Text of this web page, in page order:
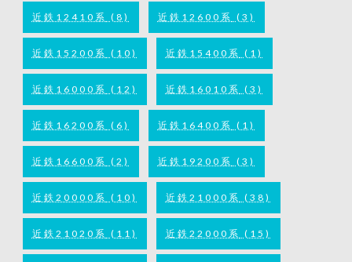
近鉄12410系 (8) 近鉄12600系 (3)
近鉄15200系 (10) 近鉄15400系 (1)
近鉄16000系 (12) 近鉄16010系 (3)
近鉄16200系 (6) 近鉄16400系 (1)
近鉄16600系 (2) 近鉄19200系 (3)
近鉄20000系 (10) 近鉄21000系 (38)
近鉄21020系 (11) 近鉄22000系 (15)